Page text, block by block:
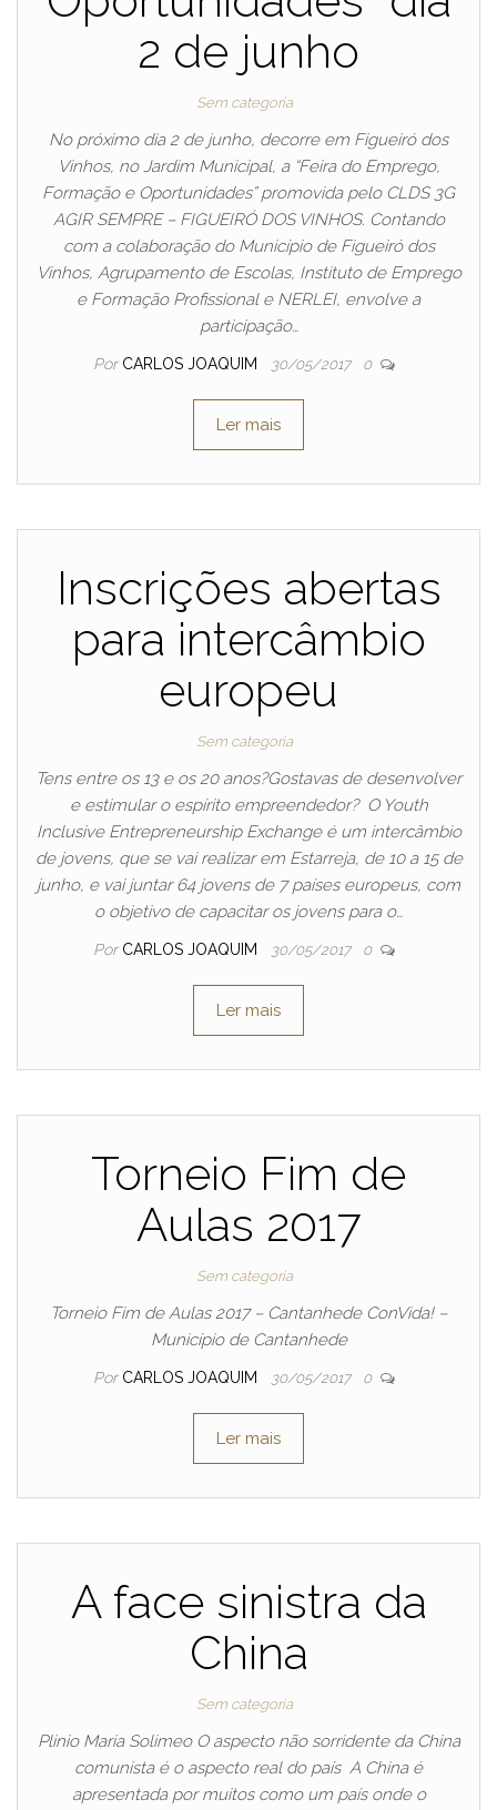
2 de junho
Sem categoria
No próximo dia 2 de junho, decorre em Figueiró dos
Vinhos, no Jardim Municipal, a “Feira do Emprego,
Formação e Oportunidades” promovida pelo CLDS 3G
AGIR SEMPRE – FIGUEIRÓ DOS VINHOS. Contando
com a colaboração do Município de Figueiró dos
Vinhos, Agrupamento de Escolas, Instituto de Emprego
e Formação Profissional e NERLEI, envolve a
participação…
Por CARLOS JOAQUIM 30/05/2017 0
Ler mais
Inscrições abertas
para intercâmbio
europeu
Sem categoria
Tens entre os 13 e os 20 anos?Gostavas de desenvolver
e estimular o espírito empreendedor? O Youth
Inclusive Entrepreneurship Exchange é um intercâmbio
de jovens, que se vai realizar em Estarreja, de 10 a 15 de
junho, e vai juntar 64 jovens de 7 países europeus, com
o objetivo de capacitar os jovens para o…
Por CARLOS JOAQUIM 30/05/2017 0
Ler mais
Torneio Fim de
Aulas 2017
Sem categoria
Torneio Fim de Aulas 2017 – Cantanhede ConVida! –
Município de Cantanhede
Por CARLOS JOAQUIM 30/05/2017 0
Ler mais
A face sinistra da
China
Sem categoria
Plinio Maria Solimeo O aspecto não sorridente da China
comunista é o aspecto real do país A China é
apresentada por muitos como um país onde o